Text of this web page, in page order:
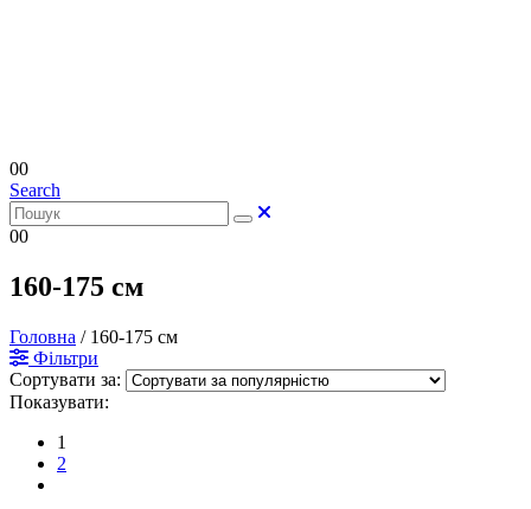
00
Search
00
160-175 см
Головна / 160-175 см
Фільтри
Сортувати за:
Показувати:
1
2